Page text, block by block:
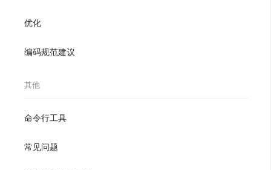
优化
编码规范建议
其他
命令行工具
常见问题